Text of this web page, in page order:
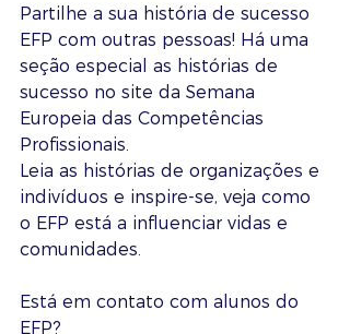
Partilhe a sua história de sucesso
EFP com outras pessoas! Há uma
seção especial as histórias de
sucesso no site da Semana
Europeia das Competências
Profissionais.
Leia as histórias de organizações e
indivíduos e inspire-se, veja como
o EFP está a influenciar vidas e
comunidades.
Está em contato com alunos do
EFP?